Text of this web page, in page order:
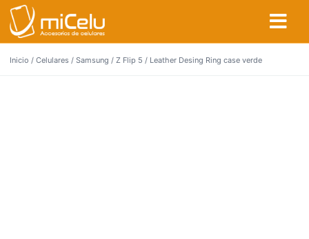
Inicio / Celulares / Samsung / Z Flip 5 / Leather Desing Ring case verde